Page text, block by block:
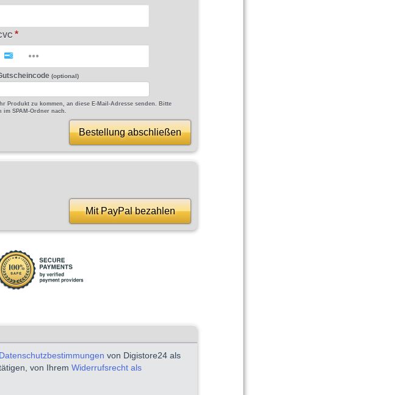
(optional)
Produkt zu kommen, an diese E-Mail-Adresse senden. Bitte
SPAM-Ordner nach.
Bestellung abschließen
Mit PayPal bezahlen
Datenschutzbestimmungen von Digistore24 als
von Ihrem Widerrufsrecht als